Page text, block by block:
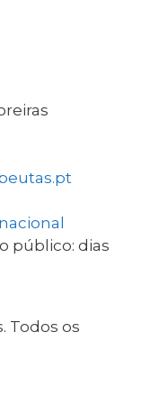
público: dias
Todos os